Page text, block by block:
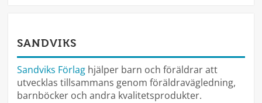
SANDVIKS
Sandviks Förlag hjälper barn och föräldrar att
utvecklas tillsammans genom föräldravägledning,
barnböcker och andra kvalitetsprodukter.